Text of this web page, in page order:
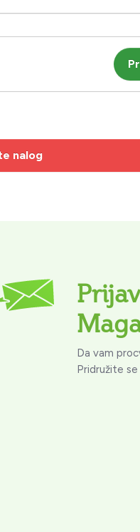
nalog
Da vam
Pridružite